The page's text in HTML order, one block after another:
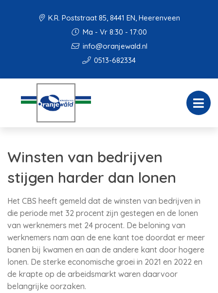
K.R. Poststraat 85, 8441 EN, Heerenveen
Ma - Vr 8:30 - 17:00
info@oranjewald.nl
0513-682334
Winsten van bedrijven
stijgen harder dan lonen
Het CBS heeft gemeld dat de winsten van bedrijven in
die periode met 32 procent zijn gestegen en de lonen
van werknemers met 24 procent. De beloning van
werknemers nam aan de ene kant toe doordat er meer
banen bij kwamen en aan de andere kant door hogere
lonen. De sterke economische groei in 2021 en 2022 en
de krapte op de arbeidsmarkt waren daarvoor
belangrijke oorzaken.